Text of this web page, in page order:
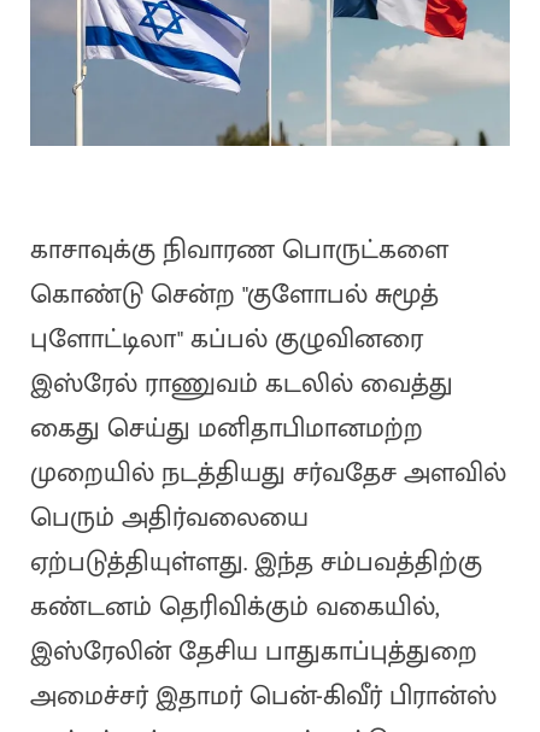
காசாவுக்கு நிவாரண பொருட்களை
கொண்டு சென்ற "குளோபல் சுமூத்
புளோட்டிலா" கப்பல் குழுவினரை
இஸ்ரேல் ராணுவம் கடலில் வைத்து
கைது செய்து மனிதாபிமானமற்ற
முறையில் நடத்தியது சர்வதேச அளவில்
பெரும் அதிர்வலையை
ஏற்படுத்தியுள்ளது. இந்த சம்பவத்திற்கு
கண்டனம் தெரிவிக்கும் வகையில்,
இஸ்ரேலின் தேசிய பாதுகாப்புத்துறை
அமைச்சர் இதாமர் பென்-கிவீர் பிரான்ஸ்